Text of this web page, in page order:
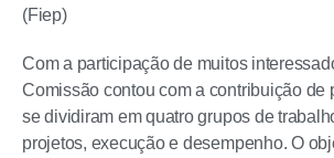
(Fiep)
Com a participação de muitos
Comissão contou com a contribuição de
se dividiram em quatro grupos de
projetos, execução e desempenho. O